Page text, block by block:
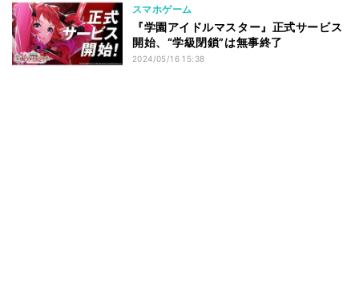
スマホゲーム
『学園アイドルマスター』正式サービス
開始、“学級閉鎖”は無事終了
2024/05/16 15:38